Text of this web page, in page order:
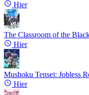
Hier
The Classroom of the
Hier
Mushoku Tensei: Jobless
Hier